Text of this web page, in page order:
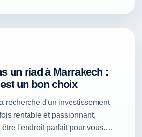
un riad à Marrakech :
un bon choix
recherche d'un investissement
rentable et passionnant,
être l'endroit parfait pour vous.…